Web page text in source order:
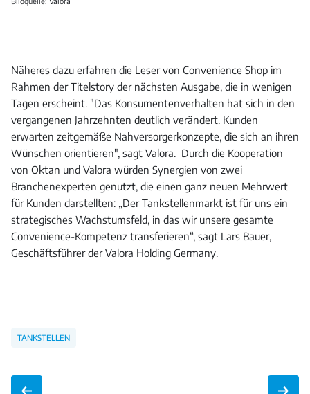
Näheres dazu erfahren die Leser von Convenience Shop im
Rahmen der Titelstory der nächsten Ausgabe, die in wenigen
Tagen erscheint. "Das Konsumentenverhalten hat sich in den
vergangenen Jahrzehnten deutlich verändert. Kunden
erwarten zeitgemäße Nahversorgerkonzepte, die sich an ihren
Wünschen orientieren", sagt Valora. Durch die Kooperation
von Oktan und Valora würden Synergien von zwei
Branchenexperten genutzt, die einen ganz neuen Mehrwert
für Kunden darstellten: „Der Tankstellenmarkt ist für uns ein
strategisches Wachstumsfeld, in das wir unsere gesamte
Convenience-Kompetenz transferieren“, sagt Lars Bauer,
Geschäftsführer der Valora Holding Germany.
TANKSTELLEN